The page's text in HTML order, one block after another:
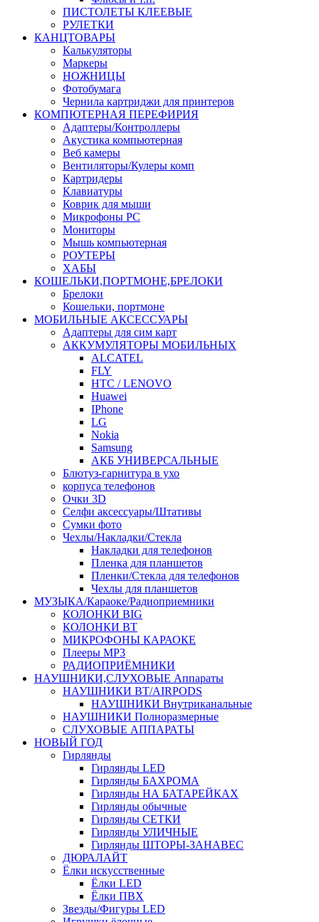
ПИСТОЛЕТЫ КЛЕЕВЫЕ
РУЛЕТКИ
КАНЦТОВАРЫ
Калькуляторы
Маркеры
НОЖНИЦЫ
Фотобумага
Чернила картриджи для принтеров
КОМПЮТЕРНАЯ ПЕРЕФИРИЯ
Адаптеры/Контроллеры
Акустика компьютерная
Веб камеры
Вентиляторы/Кулеры комп
Картридеры
Клавиатуры
Коврик для мыши
Микрофоны PC
Мониторы
Мышь компьютерная
РОУТЕРЫ
ХАБЫ
КОШЕЛЬКИ,ПОРТМОНЕ,БРЕЛОКИ
Брелоки
Кошельки, портмоне
МОБИЛЬНЫЕ АКСЕССУАРЫ
Адаптеры для сим карт
АККУМУЛЯТОРЫ МОБИЛЬНЫХ
ALCATEL
FLY
HTC / LENOVO
Huawei
IPhone
LG
Nokia
Samsung
АКБ УНИВЕРСАЛЬНЫЕ
Блютуз-гарнитура в ухо
корпуса телефонов
Очки 3D
Селфи аксессуары/Штативы
Сумки фото
Чехлы/Накладки/Стекла
Накладки для телефонов
Пленка для планшетов
Пленки/Стекла для телефонов
Чехлы для планшетов
МУЗЫКА/Караоке/Радиоприемники
КОЛОНКИ BIG
КОЛОНКИ BT
МИКРОФОНЫ КАРАОКЕ
Плееры MP3
РАДИОПРИЁМНИКИ
НАУШНИКИ,СЛУХОВЫЕ Аппараты
НАУШНИКИ BT/AIRPODS
НАУШНИКИ Внутриканальные
НАУШНИКИ Полноразмерные
СЛУХОВЫЕ АППАРАТЫ
НОВЫЙ ГОД
Гирлянды
Гирлянды LED
Гирлянды БАХРОМА
Гирлянды НА БАТАРЕЙКАХ
Гирлянды обычные
Гирлянды СЕТКИ
Гирлянды УЛИЧНЫЕ
Гирлянды ШТОРЫ-ЗАНАВЕС
ДЮРАЛАЙТ
Ёлки искусственные
Ёлки LED
Ёлки ПВХ
Звезды/Фигуры LED